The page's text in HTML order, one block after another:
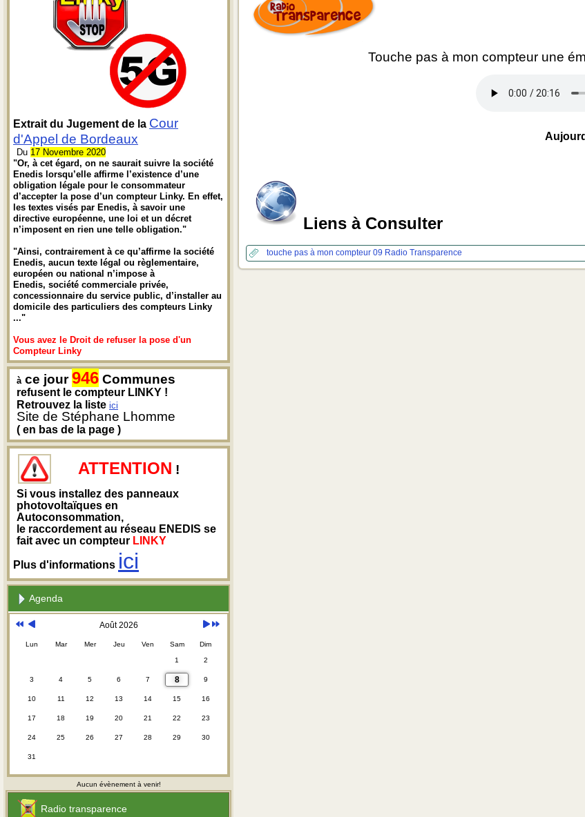
Extrait du Jugement de la Cour
d'Appel de Bordeaux
Du 17 Novembre 2020
"Or, à cet égard, on ne saurait suivre la société
Enedis lorsqu’elle affirme l’existence d’une
obligation légale pour le consommateur
d’accepter la pose d’un compteur Linky. En effet,
les textes visés par Enedis, à savoir une
directive européenne, une loi et un décret
n’imposent en rien une telle obligation."
"Ainsi, contrairement à ce qu’affirme la société
Enedis, aucun texte légal ou règlementaire,
européen ou national n’impose à
Enedis, société commerciale privée,
concessionnaire du service public, d’installer au
domicile des particuliers des compteurs Linky
..."
Vous avez le Droit de refuser la pose d'un
Compteur Linky
à ce jour946 Communes
refusent le compteur LINKY !
Retrouvez la liste ici
Site de Stéphane Lhomme
( en bas de la page )
ATTENTION !
Si vous installez des panneaux
photovoltaïques en
Autoconsommation,
le raccordement au réseau ENEDIS se
fait avec un compteur LINKY
Plus d'informations ici
Agenda
Août 2026
Lun Mar Mer Jeu Ven Sam Dim
1 2
3 4 5 6 7 8 9
10 11 12 13 14 15 16
17 18 19 20 21 22 23
24 25 26 27 28 29 30
31
Aucun évènement à venir!
Radio transparence
Touche pas à mon compteur une
Liens à Consulter
touche pas à mon compteur 09 Radio Transparence